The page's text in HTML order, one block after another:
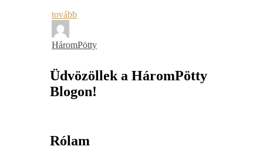
tovább
HáromPötty
Üdvözöllek a HáromPötty
Blogon!
Rólam